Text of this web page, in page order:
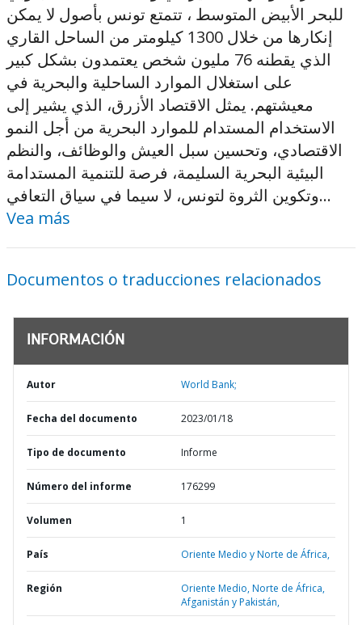
للبحر الأبيض المتوسط ، تتمتع تونس بأصول لا يمكن
إنكارها من خلال 1300 كيلومتر من الساحل القاري
الذي يقطنه 76 مليون شخص يعتمدون بشكل كبير
على استغلال الموارد الساحلية والبحرية في
معيشتهم. يمثل الاقتصاد الأزرق، الذي يشير إلى
الاستخدام المستدام للموارد البحرية من أجل النمو
الاقتصادي، وتحسين سبل العيش والوظائف، والنظم
البيئية البحرية السليمة، فرصة للتنمية المستدامة
وتكوين الثروة لتونس، لا سيما في سياق التعافي...
Vea más
Documentos o traducciones relacionados
INFORMACIÓN
Autor World Bank;
Fecha del documento 2023/01/18
Tipo de documento Informe
Número del informe 176299
Volumen 1
País Oriente Medio y Norte de África,
Región
Oriente Medio, Norte de África,
Afganistán y Pakistán,